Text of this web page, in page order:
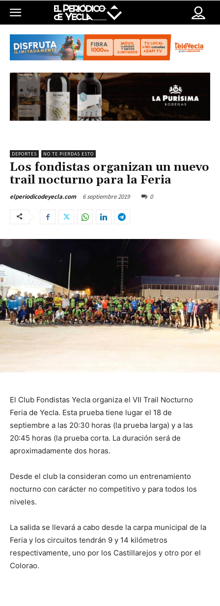
DEPORTES NO TE PIERDAS ESTO
Los fondistas organizan un nuevo
trail nocturno para la Feria
elperiodicodeyecla.com 6 septiembre 2019 0
El Club Fondistas Yecla organiza el VII Trail Nocturno
Feria de Yecla. Esta prueba tiene lugar el 18 de
septiembre a las 20:30 horas (la prueba larga) y a las
20:45 horas (la prueba corta. La duración será de
aproximadamente dos horas.
Desde el club la consideran como un entrenamiento
nocturno con carácter no competitivo y para todos los
niveles.
La salida se llevará a cabo desde la carpa municipal de la
Feria y los circuitos tendrán 9 y 14 kilómetros
respectivamente, uno por los Castillarejos y otro por el
Colorao.